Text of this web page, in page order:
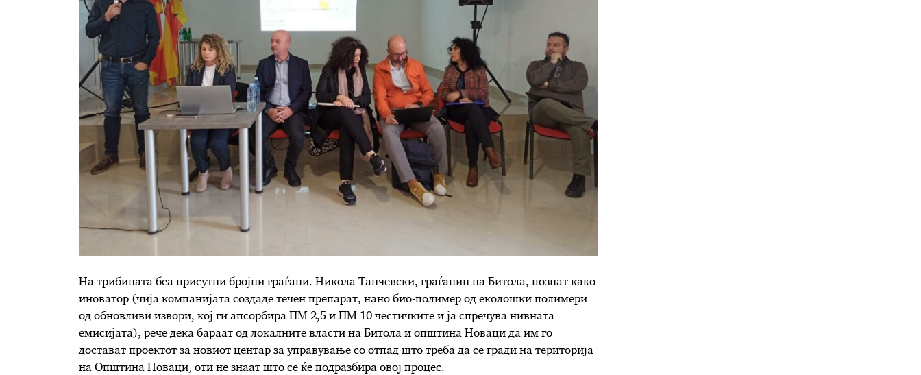
На трибината беа присутни бројни граѓани. Никола Танчевски, граѓанин на Битола, познат како
иноватор (чија компанијата создаде течен препарат, нано био-полимер од еколошки полимери
од обновливи извори, кој ги апсорбира ПМ 2,5 и ПМ 10 честичките и ја спречува нивната
емисијата), рече дека бараат од локалните власти на Битола и општина Новаци да им го
достават проектот за новиот центар за управување со отпад што треба да се гради на територија
на Општина Новаци, оти не знаат што се ќе подразбира овој процес.